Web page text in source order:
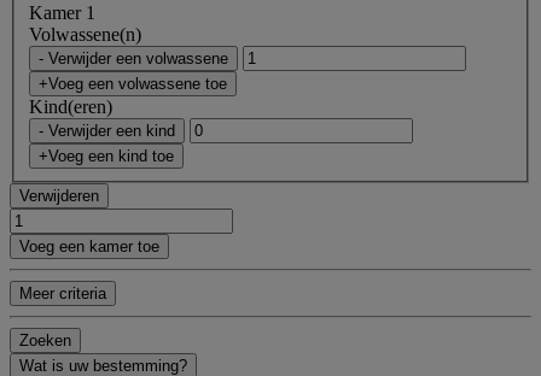
Kamer 1
Volwassene(n)
- Verwijder een volwassene
+Voeg een volwassene toe
Kind(eren)
- Verwijder een kind
+Voeg een kind toe
Verwijderen
Voeg een kamer toe
Meer criteria
Zoeken
Wat is uw bestemming?